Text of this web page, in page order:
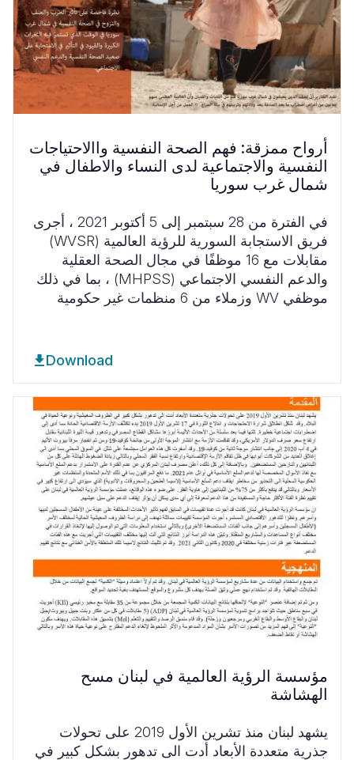
أرواح ممزقة: فهم الصحة النفسية واالاحتياجات
النفسية والاجتماعية لدى النساء والاطفال في
شمال غرب سوريا
في الفترة من 28 سبتمبر إلى 5 أكتوبر 2021 ، أجرى
فريق الاستجابة السورية للرؤية العالمية (WVSR)
مقابلات مع 16 موظفًا في مجال الصحة العقلية
والدعم النفسي الاجتماعي (MHPSS) ، بما في ذلك
موظفي WV وزملاء من 6 منظمات غير حكومية
Download
مؤسسة الرؤية العالمية في لبنان مسح
الهشاشة
يشهد لبنان منذ تشرين الأول على تحولات
جذرية متعددة الأبعاد أدت الى تدهور بشكل كبير في